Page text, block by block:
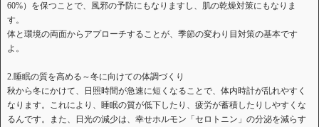
60%）を保つことで、風邪の予防にもなりますし、肌の乾燥対策にもなりま
す。
体と環境の両面からアプローチすることが、季節の変わり目対策の基本です
よ。
2.睡眠の質を高める～冬に向けての体調づくり
秋から冬にかけて、日照時間が急速に短くなることで、体内時計が乱れやすく
なります。これにより、睡眠の質が低下したり、疲労が蓄積したりしやすくな
るんです。また、日光の減少は、幸せホルモン「セロトニン」の分泌を減らす